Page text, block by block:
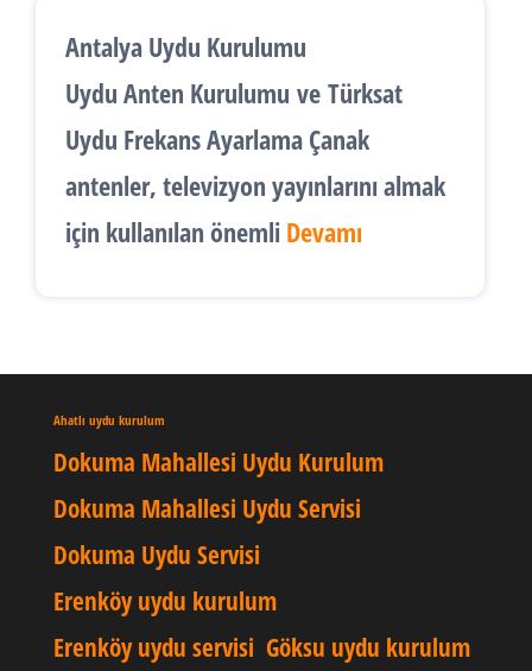
Antalya Uydu Kurulumu
Uydu Anten Kurulumu ve Türksat
Uydu Frekans Ayarlama Çanak
antenler, televizyon yayınlarını almak
için kullanılan önemli Devamı
Ahatlı uydu kurulum
Dokuma Mahallesi Uydu Kurulum
Dokuma Mahallesi Uydu Servisi
Dokuma Uydu Servisi
Erenköy uydu kurulum
Erenköy uydu servisi Göksu uydu kurulum